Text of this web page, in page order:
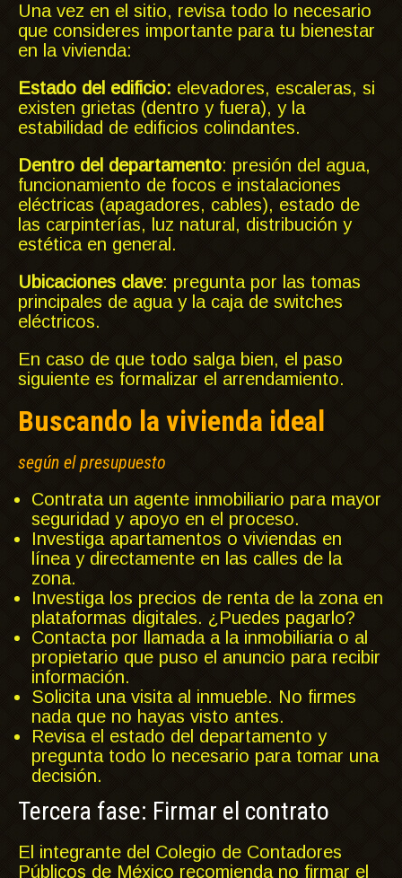
Una vez en el sitio, revisa todo lo necesario
que consideres importante para tu bienestar
en la vivienda:
Estado del edificio: elevadores, escaleras, si
existen grietas (dentro y fuera), y la
estabilidad de edificios colindantes.
Dentro del departamento: presión del agua,
funcionamiento de focos e instalaciones
eléctricas (apagadores, cables), estado de
las carpinterías, luz natural, distribución y
estética en general.
Ubicaciones clave: pregunta por las tomas
principales de agua y la caja de switches
eléctricos.
En caso de que todo salga bien, el paso
siguiente es formalizar el arrendamiento.
Buscando la vivienda ideal
según el presupuesto
Contrata un agente inmobiliario para mayor
seguridad y apoyo en el proceso.
Investiga apartamentos o viviendas en
línea y directamente en las calles de la
zona.
Investiga los precios de renta de la zona en
plataformas digitales. ¿Puedes pagarlo?
Contacta por llamada a la inmobiliaria o al
propietario que puso el anuncio para recibir
información.
Solicita una visita al inmueble. No firmes
nada que no hayas visto antes.
Revisa el estado del departamento y
pregunta todo lo necesario para tomar una
decisión.
Tercera fase: Firmar el contrato
El integrante del Colegio de Contadores
Públicos de México recomienda no firmar el